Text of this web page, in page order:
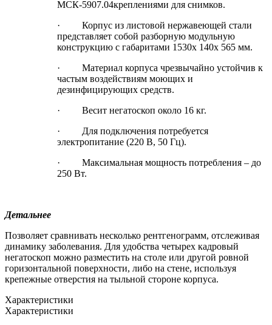
МСК-5907.04креплениями для снимков.
·
Корпус из листовой нержавеющей стали
представляет собой разборную модульную
конструкцию с габаритами 1530х 140х 565 мм.
·
Материал корпуса чрезвычайно устойчив к
частым воздействиям моющих и
дезинфицирующих средств.
·
Весит негатоскоп около 16 кг.
·
Для подключения потребуется
электропитание (220 В, 50 Гц).
·
Максимальная мощность потребления – до
250 Вт.
Детальнее
Позволяет сравнивать несколько рентгенограмм, отслеживая
динамику заболевания. Для удобства четырех кадровый
негатоскоп можно разместить на столе или другой ровной
горизонтальной поверхности, либо на стене, используя
крепежные отверстия на тыльной стороне корпуса.
Характеристики
Характеристики